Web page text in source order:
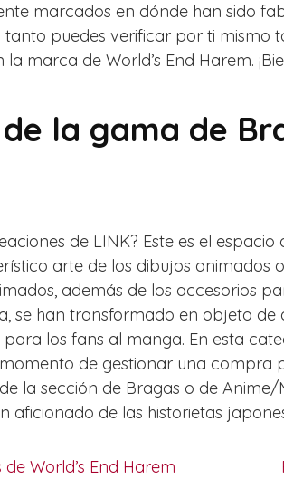
marcados en dónde han sido
puedes verificar por ti mismo
marca de World’s End Harem.
la gama de
de LINK? Este es el
arte de los dibujos animados
además de los accesorios
se han transformado en objeto
los fans al manga. En esta
de gestionar una compra
la sección de Bragas o de
de las historietas
de World’s End Harem